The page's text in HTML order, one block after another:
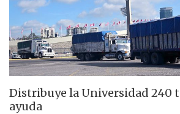
Distribuye la Universidad 240
ayuda